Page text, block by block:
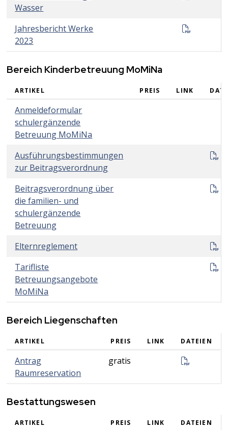
Wasser
Jahresbericht Werke
2023
Bereich Kinderbetreuung MoMiNa
Bereich Kinderbetreuung MoMiNa
ARTIKEL PREIS LINK
Anmeldeformular
schulergänzende
Betreuung MoMiNa
Ausführungsbestimmungen
zur Beitragsverordnung
Beitragsverordnung über
die familien- und
schulergänzende
Betreuung
Elternreglement
Tarifliste
Betreuungsangebote
MoMiNa
Bereich Liegenschaften
Bereich Liegenschaften
ARTIKEL PREIS LINK DATEIEN
Antrag
Raumreservation
gratis
Bestattungswesen
ARTIKEL PREIS LINK DATEIEN